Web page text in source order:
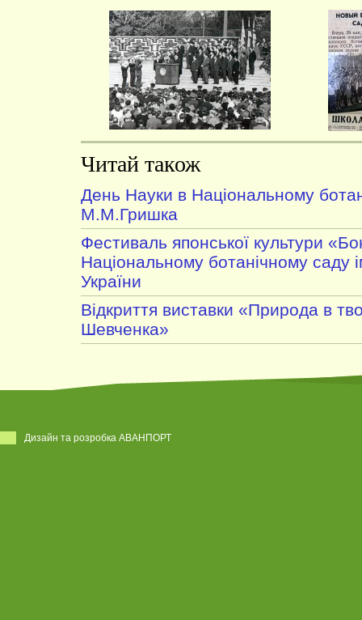
Читай також
День Науки в Національному
М.М.Гришка
Фестиваль японської культури
Національному ботанічному
України
Відкриття виставки «Природа в
Шевченка»
Дизайн та розробка АВАНПОРТ